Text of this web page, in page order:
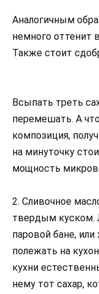
Аналогичным
немного оттенит
Также стоит
Всыпать треть
перемешать. А
композиция,
на минуточку
мощность
2. Сливочное
твердым куском.
паровой бане,
полежать на
кухни
нему тот сахар,